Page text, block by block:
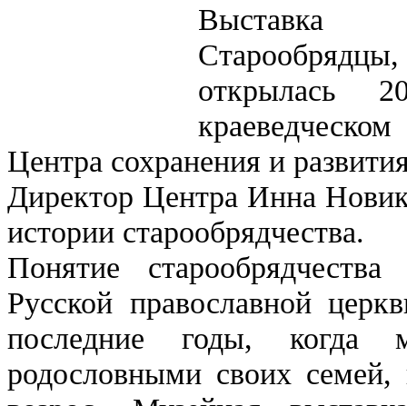
Выставка
открылась
Центра сохранения и
Директор Центра Инна
истории старообрядчества.
Понятие
Русской православной
последние годы, когда
родословными своих семей,